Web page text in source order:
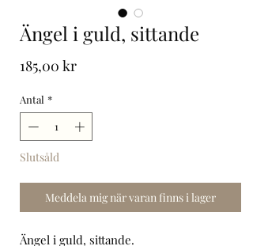
Ängel i guld, sittande
185,00 krPris
Antal *
Slutsåld
Meddela mig när varan finns i lager
Ängel i guld, sittande.